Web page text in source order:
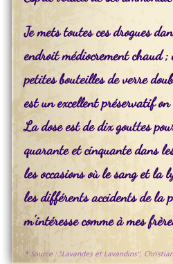
Je mets toutes ces drogues
endroit médiocrement chaud
petites bouteilles de verre
est un excellent préservatif
La dose est de dix gouttes
quarante et cinquante dans
les occasions où le sang et la
les différents accidents de la
m'intéresse comme à mes
* Source : "Lavandes et Lavandins",